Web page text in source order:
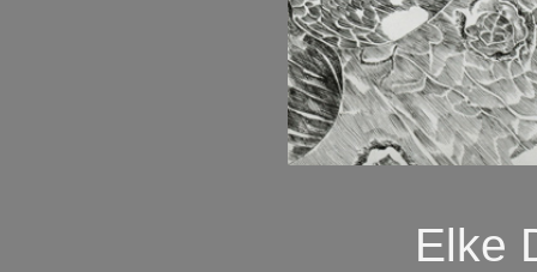
Elke